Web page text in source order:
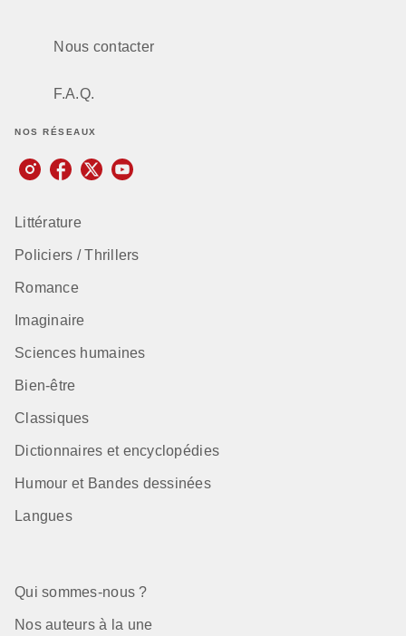
Nous contacter
F.A.Q.
NOS RÉSEAUX
Littérature
Policiers / Thrillers
Romance
Imaginaire
Sciences humaines
Bien-être
Classiques
Dictionnaires et encyclopédies
Humour et Bandes dessinées
Langues
Qui sommes-nous ?
Nos auteurs à la une